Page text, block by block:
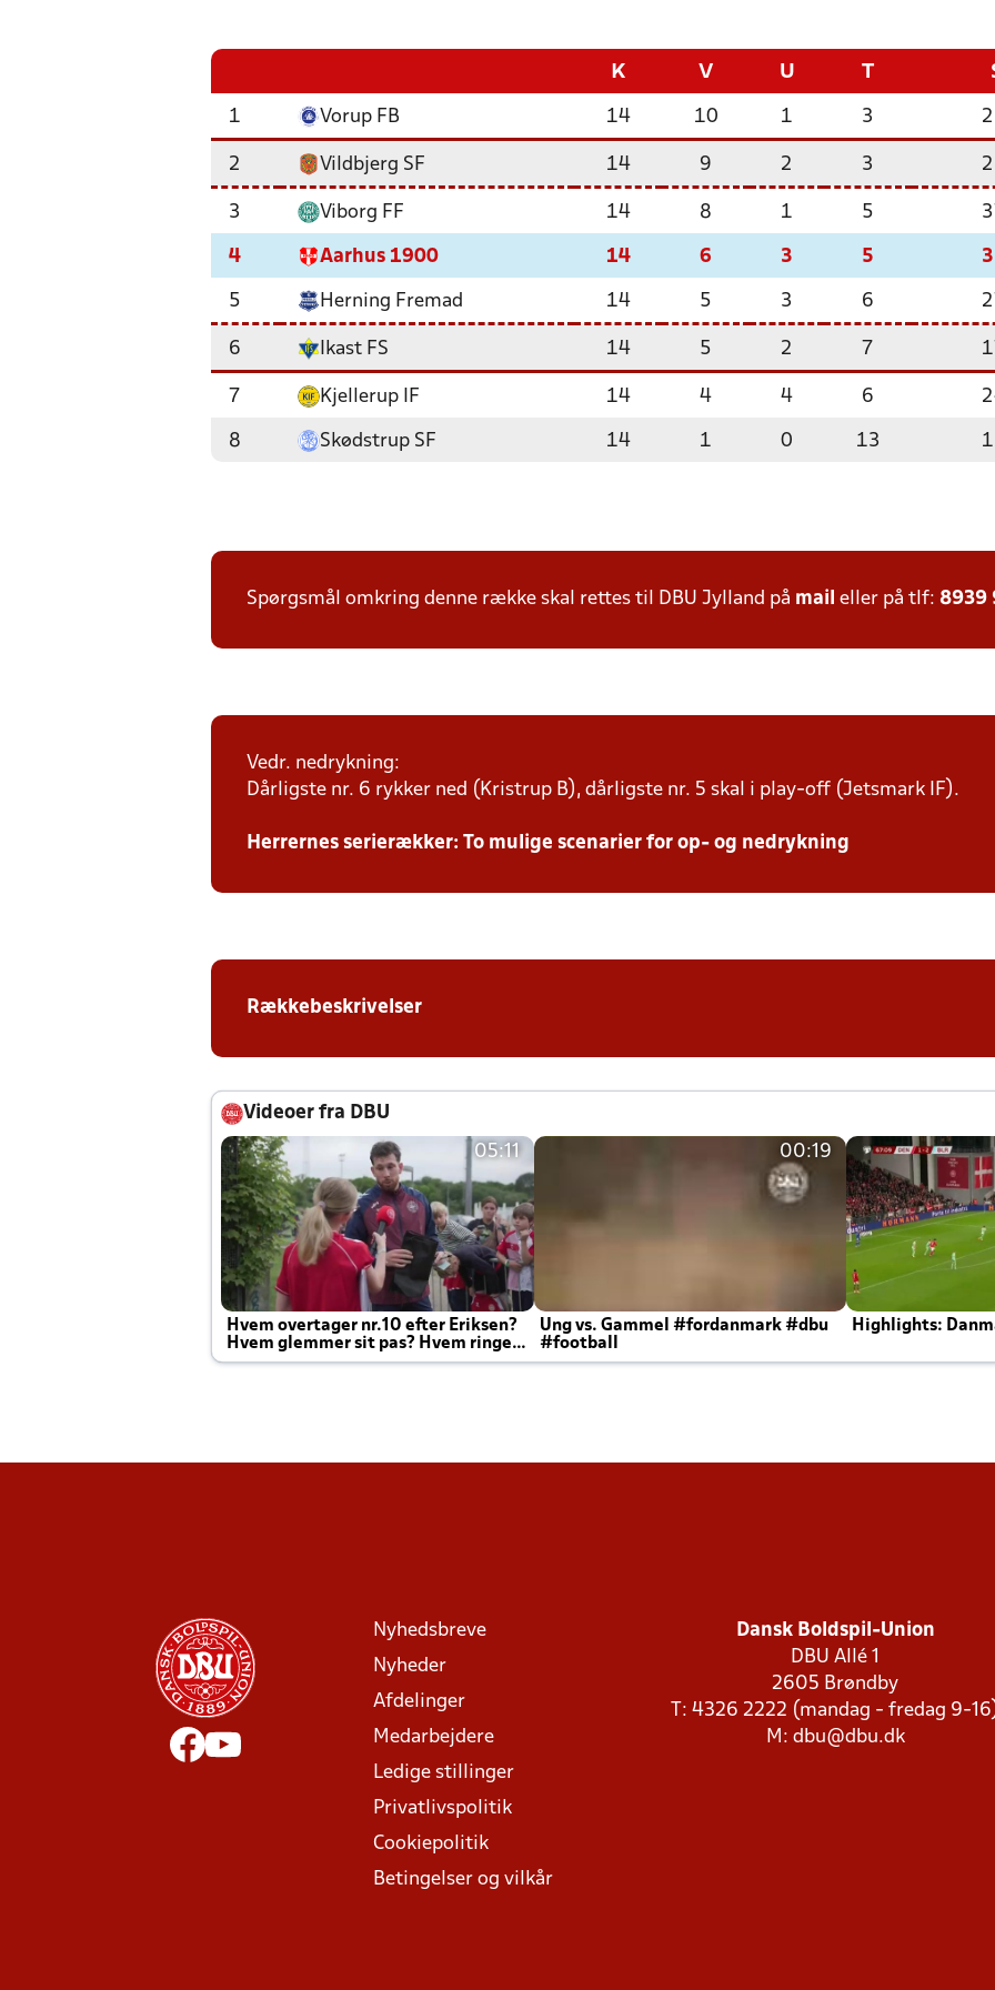
K V U T
1 Vorup FB 14 10 1 3
2 Vildbjerg SF 14 9 2 3
3 Viborg FF 14 8 1 5
4 Aarhus 1900 14 6 3 5
5 Herning Fremad 14 5 3 6
6 Ikast FS 14 5 2 7
7 Kjellerup IF 14 4 4 6
8 Skødstrup SF 14 1 0 13
Spørgsmål omkring denne række skal rettes til DBU Jylland på mail eller på tlf: 8939
Vedr. nedrykning:
Dårligste nr. 6 rykker ned (Kristrup B), dårligste nr. 5 skal i play-off (Jetsmark IF).
Herrernes serierækker: To mulige scenarier for op- og nedrykning
Rækkebeskrivelser
Videoer fra DBU
05:11
Hvem overtager nr.10 efter Eriksen?
Hvem glemmer sit pas? Hvem ringer
Joachim altid til efter kampe?
00:19
Ung vs. Gammel #fordanmark #dbu
#football
Highlights:
Nyhedsbreve
Nyheder
Afdelinger
Medarbejdere
Ledige stillinger
Privatlivspolitik
Cookiepolitik
Betingelser og vilkår
Dansk Boldspil-Union
DBU Allé 1
2605 Brøndby
T: 4326 2222 (mandag - fredag 9-
M: dbu@dbu.dk